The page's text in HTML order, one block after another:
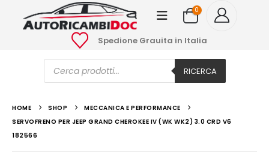
0
Spedione Grauita in Italia
Ricerca
prodotti RICERCA
HOME SHOP
MECCANICA E PERFORMANCE
SERVOFRENO PER JEEP GRAND CHEROKEE IV (WK WK2) 3.0 CRD V6
182566